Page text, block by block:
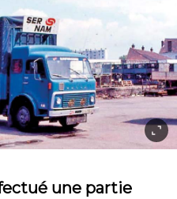
une partie